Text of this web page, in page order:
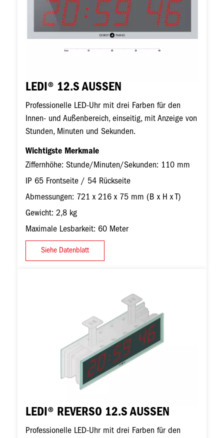
LEDI® 12.S AUSSEN
Professionelle LED-Uhr mit drei Farben für den
Innen- und Außenbereich, einseitig, mit Anzeige von
Stunden, Minuten und Sekunden.
Wichtigste Merkmale
Ziffernhöhe: Stunde/Minuten/Sekunden: 110 mm
IP 65 Frontseite / 54 Rückseite
Abmessungen: 721 x 216 x 75 mm (B x H x T)
Gewicht: 2,8 kg
Maximale Lesbarkeit: 60 Meter
Siehe Datenblatt
LEDI® REVERSO 12.S AUSSEN
Professionelle LED-Uhr mit drei Farben für den